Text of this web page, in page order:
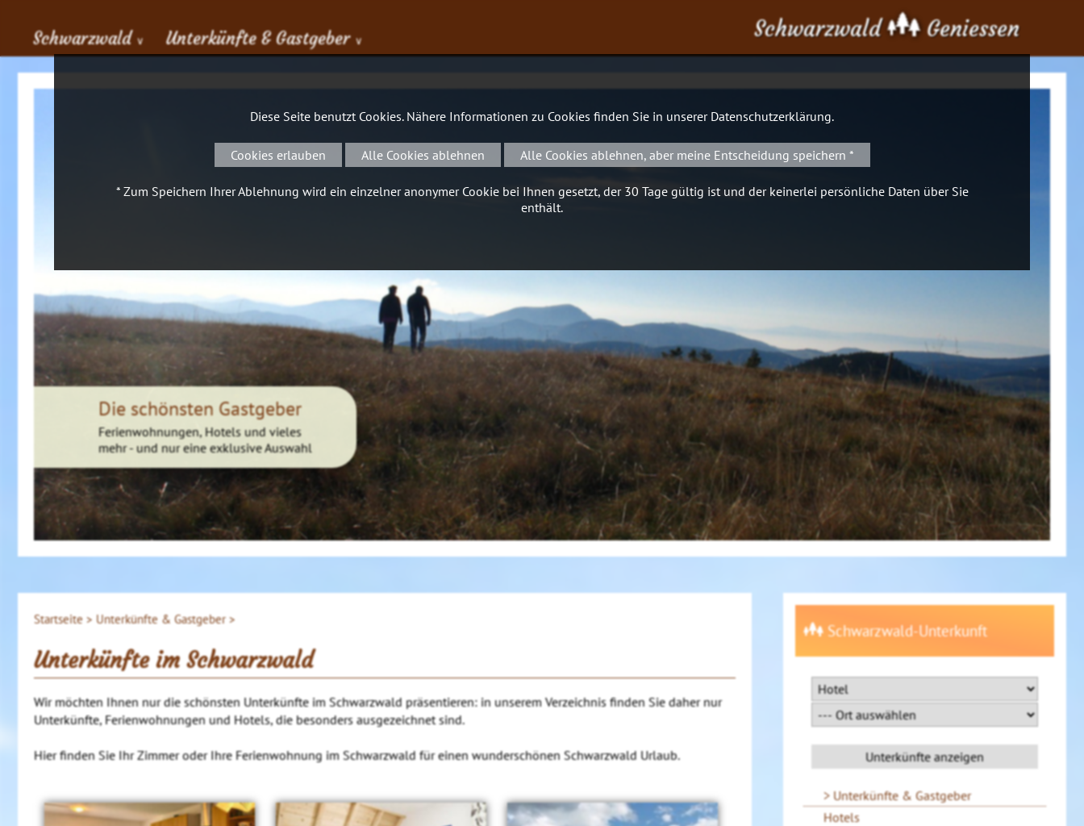
Schwarzwald ∨ Unterkünfte & Gastgeber ∨ Schwarzwald Geniessen
Die schönsten Gastgeber
Ferienwohnungen, Hotels und vieles
mehr - und nur eine exklusive Auswahl
Startseite > Unterkünfte & Gastgeber >
Unterkünfte im Schwarzwald
Wir möchten Ihnen nur die schönsten Unterkünfte im Schwarzwald präsentieren: in unserem Verzeichnis finden Sie daher nur
Unterkünfte, Ferienwohnungen und Hotels, die besonders ausgezeichnet sind.
Hier finden Sie Ihr Zimmer oder Ihre Ferienwohnung im Schwarzwald für einen wunderschönen Schwarzwald Urlaub.
Schwarzwald-Unterkunft
Unterkünfte & Gastgeber
Hotels
Diese Seite benutzt Cookies. Nähere Informationen zu Cookies finden Sie in unserer Datenschutzerklärung.
Cookies erlauben Alle Cookies ablehnen Alle Cookies ablehnen, aber meine Entscheidung speichern *
* Zum Speichern Ihrer Ablehnung wird ein einzelner anonymer Cookie bei Ihnen gesetzt, der 30 Tage gültig ist und der keinerlei persönliche Daten über Sie
enthält.